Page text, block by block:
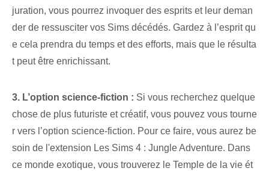
juration, vous pourrez invoquer des esprits et leur deman
der de ressusciter vos Sims décédés. Gardez à l’esprit qu
e cela prendra du temps et des efforts, mais que le résulta
t peut être enrichissant.
3. L’option science-fiction : Si vous recherchez quelque
chose de plus futuriste et créatif, vous pouvez vous tourne
r vers l’option science-fiction. Pour ce faire, vous aurez be
soin de l'extension Les Sims 4 : Jungle Adventure. Dans
ce monde exotique, vous trouverez le Temple de la vie ét